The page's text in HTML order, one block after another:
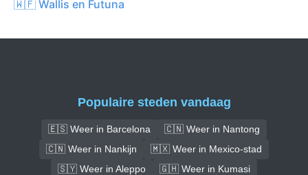
🇼🇫 Wallis en Futuna
Populaire steden vandaag
🇪🇸 Weer in Barcelona
🇨🇳 Weer in Nantong
🇨🇳 Weer in Nankijn
🇲🇽 Weer in Mexico-stad
🇸🇾 Weer in Aleppo
🇬🇭 Weer in Kumasi